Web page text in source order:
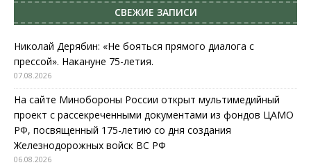
СВЕЖИЕ ЗАПИСИ
Николай Дерябин: «Не бояться прямого диалога с
прессой». Накануне 75-летия.
07.08.2026
На сайте Минобороны России открыт мультимедийный
проект с рассекреченными документами из фондов ЦАМО
РФ, посвященный 175-летию со дня создания
Железнодорожных войск ВС РФ
06.08.2026